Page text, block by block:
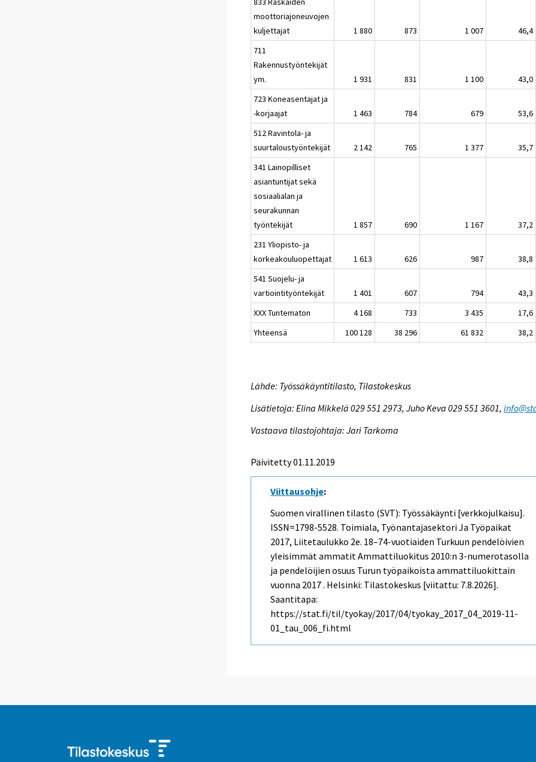
moottoriajoneuvojen
kuljettajat
1 880 873 1 007 46,4
711
Rakennustyöntekijät
ym.
1 931 831 1 100 43,0
723 Koneasentajat ja
-korjaajat
1 463 784 679 53,6
512 Ravintola- ja
suurtaloustyöntekijät
2 142 765 1 377 35,7
341 Lainopilliset
asiantuntijat sekä
sosiaalialan ja
seurakunnan
työntekijät
1 857 690 1 167 37,2
231 Yliopisto- ja
korkeakouluopettajat
1 613 626 987 38,8
541 Suojelu- ja
vartiointityöntekijät
1 401 607 794 43,3
XXX Tuntematon
4 168 733 3 435 17,6
Yhteensä
100 128 38 296 61 832 38,2
Lähde: Työssäkäyntitilasto, Tilastokeskus
Lisätietoja: Elina Mikkelä 029 551 2973, Juho Keva 029 551 3601,
Vastaava tilastojohtaja: Jari Tarkoma
Päivitetty 01.11.2019
Viittausohje:
Suomen virallinen tilasto (SVT): Työssäkäynti [verkkojulkaisu].
ISSN=1798-5528. Toimiala, Työnantajasektori Ja Työpaikat
2017, Liitetaulukko 2e. 18–74-vuotiaiden Turkuun pendelöivien
yleisimmät ammatit Ammattiluokitus 2010:n 3-numerotasolla
ja pendelöijien osuus Turun työpaikoista ammattiluokittain
vuonna 2017 . Helsinki: Tilastokeskus [viitattu: 7.8.2026].
Saantitapa:
https://stat.fi/til/tyokay/2017/04/tyokay_2017_04_2019-11-
01_tau_006_fi.html